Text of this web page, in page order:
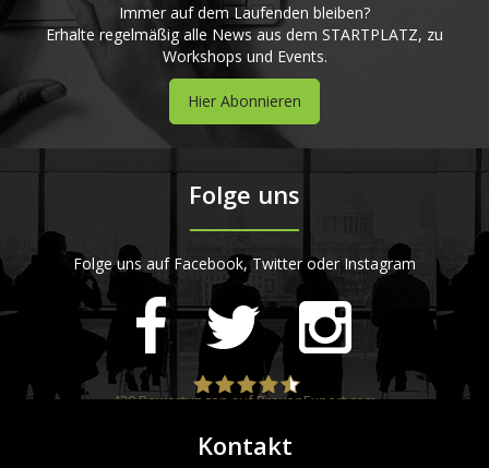
Immer auf dem Laufenden bleiben?
Erhalte regelmäßig alle News aus dem STARTPLATZ, zu
Workshops und Events.
Hier Abonnieren
Folge uns
Folge uns auf Facebook, Twitter oder Instagram
STARTPLATZ
420Bewertungen auf ProvenExpert.com
Kontakt